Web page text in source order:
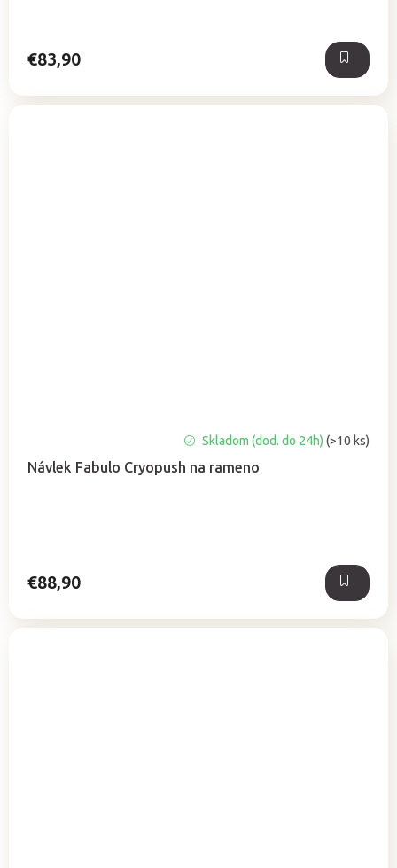
€83,90
Návlek Fabulo Cryopush na rameno
Skladom (dod. do 24h) (>10 ks)
€88,90